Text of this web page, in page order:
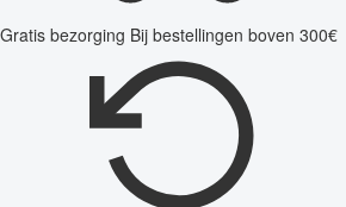
Gratis bezorging Bij bestellingen boven 300€